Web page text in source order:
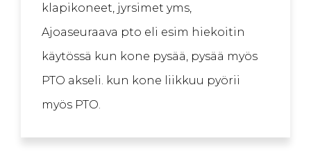
klapikoneet, jyrsimet yms,
Ajoaseuraava pto eli esim hiekoitin
käytössä kun kone pysää, pysää myös
PTO akseli. kun kone liikkuu pyörii
myös PTO.